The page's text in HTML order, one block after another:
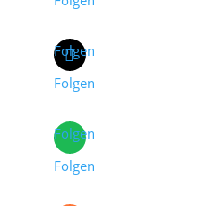
Folgen
Folgen
Folgen
Folgen